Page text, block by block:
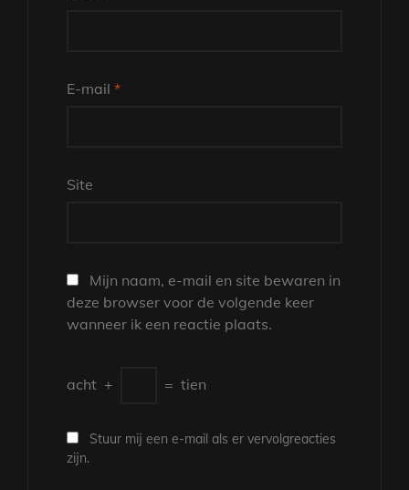
E-mail *
Site
Mijn naam, e-mail en site bewaren in
deze browser voor de volgende keer
wanneer ik een reactie plaats.
acht + = tien
Stuur mij een e-mail als er vervolgreacties
zijn.